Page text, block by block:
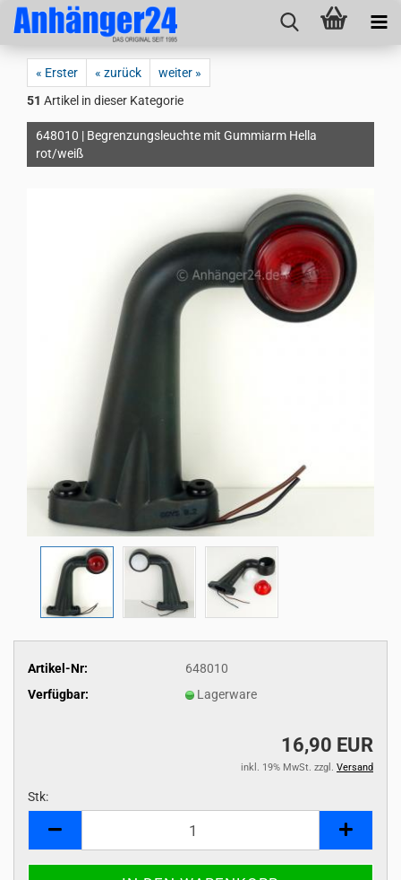
« Erster « zurück
weiter »
51 Artikel in dieser Kategorie
648010 | Begrenzungsleuchte mit Gummiarm Hella
rot/weiß
Artikel-Nr:
648010
Verfügbar:
Lagerware
16,90 EUR
inkl. 19% MwSt. zzgl. Versand
Stk: